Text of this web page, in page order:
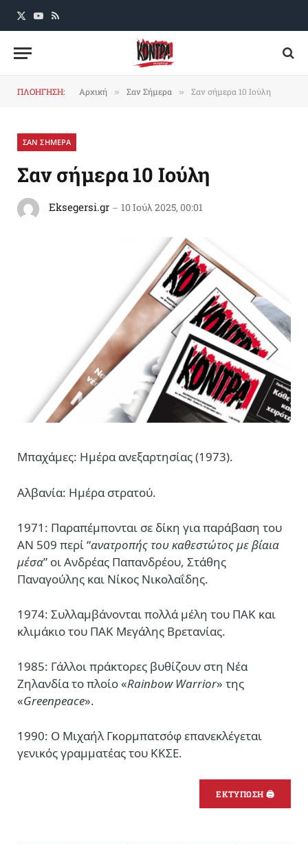
X
YouTube
RSS
ΠΛΟΗΓΗΣΗ: Αρχική » Σαν Σήμερα » Σαν σήμερα 10 Ιούλη
ΣΑΝ ΣΗΜΕΡΑ
Σαν σήμερα 10 Ιούλη
Eksegersi.gr 10 Ιούλ 2025, 00:01
Μπαχάμες: Ημέρα ανεξαρτησίας (1973).
Αλβανία: Ημέρα στρατού.
1971: Παραπέμπονται σε δίκη για παράβαση του
ΑΝ 509 περί “ανατροπής του καθεστώτος με βίαια
μέσα” οι Ανδρέας Παπανδρέου, Στάθης
Παναγούλης και Νίκος Νικολαΐδης.
1974: Συλλαμβάνονται πολλά μέλη του ΠΑΚ και
κλιμάκιο του ΠΑΚ Μεγάλης Βρετανίας.
1985: Γάλλοι πράκτορες βυθίζουν στη Νέα
Ζηλανδία το πλοίο «Rainbow Warrior» της
«Greenpeace».
1990: Ο Μιχαήλ Γκορμπατσόφ επανεκλέγεται
γενικός γραμματέας του ΚΚΣΕ.
ΕΚΤΥΠΩΣΗ 🖨